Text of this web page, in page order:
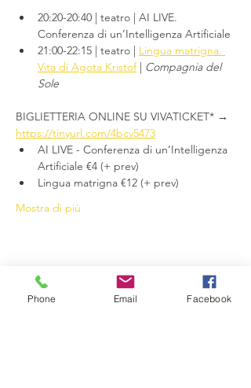
20:20-20:40 | teatro | AI LIVE.
Conferenza di un’Intelligenza Artificiale
21:00-22:15 | teatro | Lingua matrigna.
Vita di Agota Kristof | Compagnia del
Sole
BIGLIETTERIA ONLINE SU VIVATICKET* →
https://tinyurl.com/4bcv5473
AI LIVE - Conferenza di un’Intelligenza
Artificiale €4 (+ prev)
Lingua matrigna €12 (+ prev)
Mostra di più
Condividi questo evento
Phone Email Facebook